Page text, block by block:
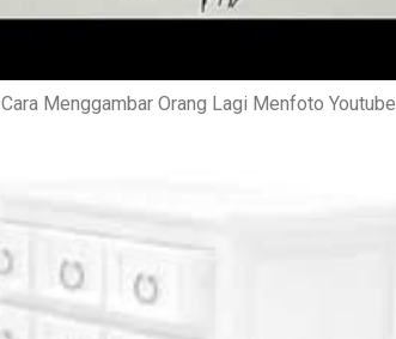
Cara Menggambar Orang Lagi Menfoto Youtube